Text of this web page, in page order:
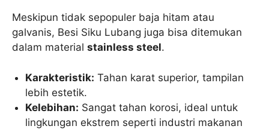
Meskipun tidak sepopuler baja hitam atau
galvanis, Besi Siku Lubang juga bisa ditemukan
dalam material stainless steel.
Karakteristik: Tahan karat superior, tampilan
lebih estetik.
Kelebihan: Sangat tahan korosi, ideal untuk
lingkungan ekstrem seperti industri makanan